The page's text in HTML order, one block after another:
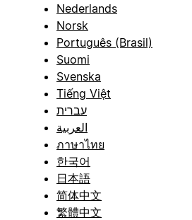
Nederlands
Norsk
Português (Brasil)
Suomi
Svenska
Tiếng Việt
עברית
العربية
ภาษาไทย
한국어
日本語
简体中文
繁體中文